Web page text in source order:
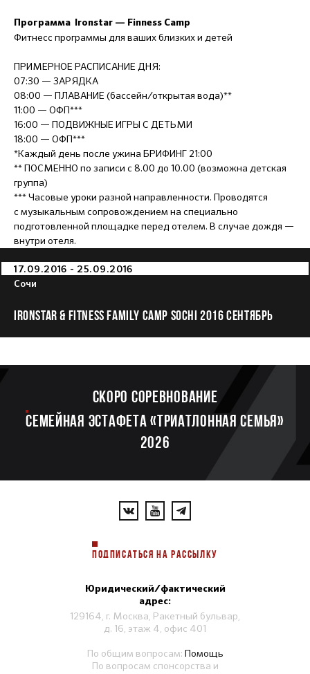
Программа Ironstar — Finness Camp
Фитнесс программы для ваших близких и детей
ПРИМЕРНОЕ РАСПИСАНИЕ ДНЯ:
07:30 — ЗАРЯДКА
08:00 — ПЛАВАНИЕ (бассейн/открытая вода)**
11:00 — ОФП***
16:00 — ПОДВИЖНЫЕ ИГРЫ С ДЕТЬМИ
18:00 — ОФП***
*Каждый день после ужина БРИФИНГ 21:00
** ПОСМЕННО по записи с 8.00 до 10.00 (возможна детская
группа)
*** Часовые уроки разной направленности. Проводятся
с музыкальным сопровождением на специально
подготовленной площадке перед отелем. В случае дождя —
внутри отеля.
17.09.2016 - 25.09.2016
Сочи
IRONSTAR & FITNESS FAMILY CAMP SOCHI 2016 СЕНТЯБРЬ
Скоро соревнование
Семейная эстафета «Триатлонная семья»
2026
ПОДПИСАТЬСЯ НА РАССЫЛКУ
Юридический/фактический
адрес:
129164, г. Москва, Ракетный бульвар,
д. 16, этаж 4, офис 401
По общим вопросам: Помощь
По вопросам спонсорства и